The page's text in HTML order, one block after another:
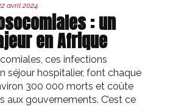
avril 2024
: un
en Afrique
ces infections
séjour hospitalier, font chaque
300 000 morts et coûte
aux gouvernements. C’est ce